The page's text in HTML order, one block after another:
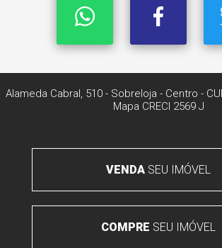
Alameda Cabral, 510 - Sobreloja - Centro -
Mapa CRECI 2569 J
VENDASEU IMÓVEL
COMPRE SEU IMÓVEL